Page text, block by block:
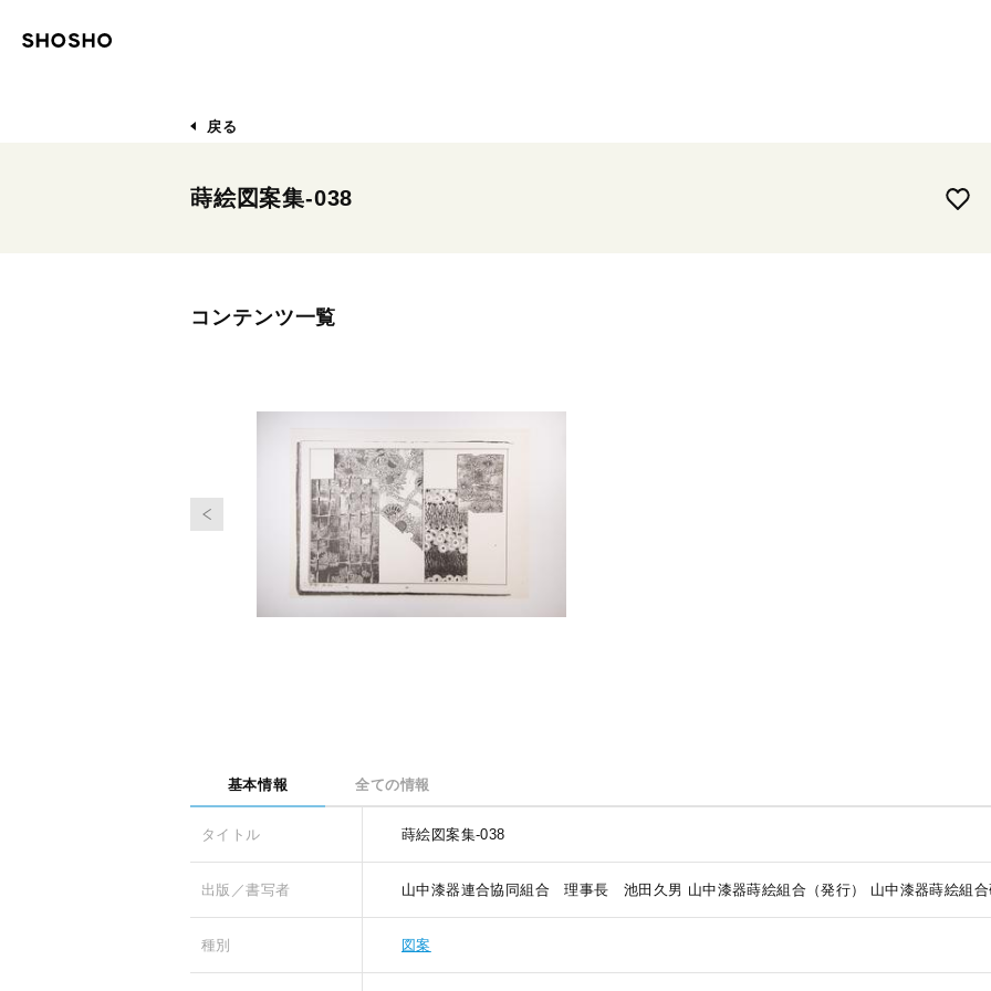
戻る
蒔絵図案集-038
コンテンツ一覧
基本情報 全ての情報
タイトル 蒔絵図案集-038
出版／書写者 山中漆器連合協同組合 理事長 池田久男 山中漆器蒔絵組合（発行） 山中漆器蒔絵組
種別 図案